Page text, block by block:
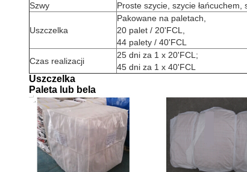
Szwy
Proste szycie, szycie łańcuchem,
Uszczelka
Pakowane na paletach,
20 palet / 20'FCL,
44 palety / 40'FCL
Czas realizacji
25 dni za 1 x 20'FCL;
45 dni za 1 x 40'FCL
Uszczelka
Paleta lub bela